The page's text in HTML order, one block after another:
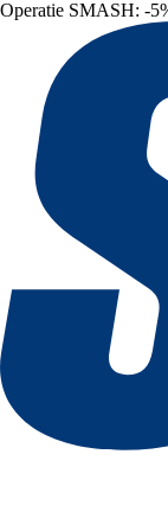
Operatie SMASH: -